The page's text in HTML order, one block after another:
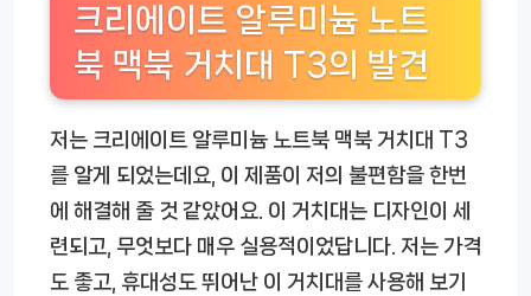
크리에이트 알루미늄 노트
북 맥북 거치대 T3의 발견
저는 크리에이트 알루미늄 노트북 맥북 거치대 T3
를 알게 되었는데요, 이 제품이 저의 불편함을 한번
에 해결해 줄 것 같았어요. 이 거치대는 디자인이 세
련되고, 무엇보다 매우 실용적이었답니다. 저는 가격
도 좋고, 휴대성도 뛰어난 이 거치대를 사용해 보기